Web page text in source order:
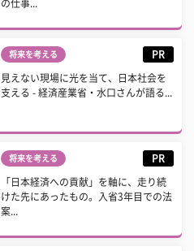
の仕事...
将来を考える PR
見えない現場に光を当て、日本社会を
支える - 経済産業省・水口さんが語る...
将来を考える PR
「日本経済への貢献」を軸に、走り続
けた先にあったもの。入省3年目での法
案...